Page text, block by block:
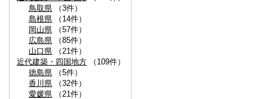
鳥取県 （3件）
島根県 （14件）
岡山県 （57件）
広島県 （85件）
山口県 （21件）
近代建築・四国地方 （109件）
徳島県 （5件）
香川県 （32件）
愛媛県 （21件）